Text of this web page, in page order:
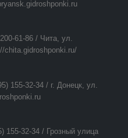
61-86 / Чита, ул.
chita.gidroshponki.ru/
155-32-34 / г. Донецк, ул.
155-32-34 / Грозный улица